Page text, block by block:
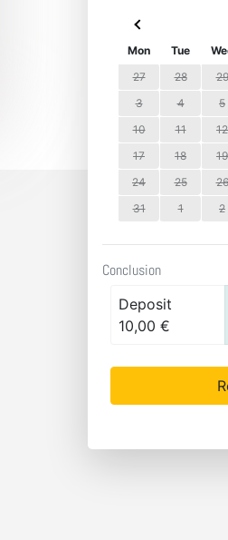
Mon
Tue
27
28 29
3
4 5
10
11 12
17
18 19
24
25 26
31
1 2
Conclusion
Deposit
10,00 €